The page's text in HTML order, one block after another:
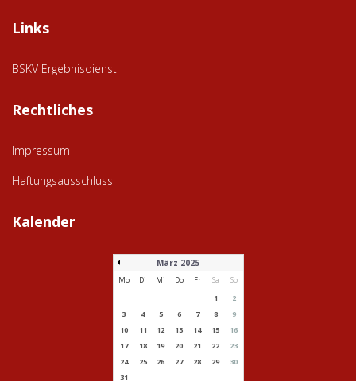
Links
BSKV Ergebnisdienst
Rechtliches
Impressum
Haftungsausschluss
Kalender
März 2025
Mo Di Mi Do Fr Sa
So
1
2
3
4 5 6 7 8
9
10
11 12 13 14 15
16
17
18 19 20 21 22
23
24
25 26 27 28 29
30
31